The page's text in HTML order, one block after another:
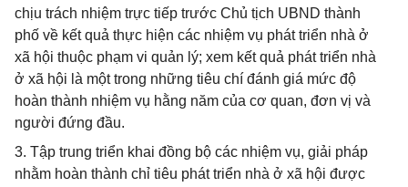
chịu trách nhiệm trực tiếp trước Chủ tịch UBND thành
phố về kết quả thực hiện các nhiệm vụ phát triển nhà ở
xã hội thuộc phạm vi quản lý; xem kết quả phát triển nhà
ở xã hội là một trong những tiêu chí đánh giá mức độ
hoàn thành nhiệm vụ hằng năm của cơ quan, đơn vị và
người đứng đầu.
3. Tập trung triển khai đồng bộ các nhiệm vụ, giải pháp
nhằm hoàn thành chỉ tiêu phát triển nhà ở xã hội được